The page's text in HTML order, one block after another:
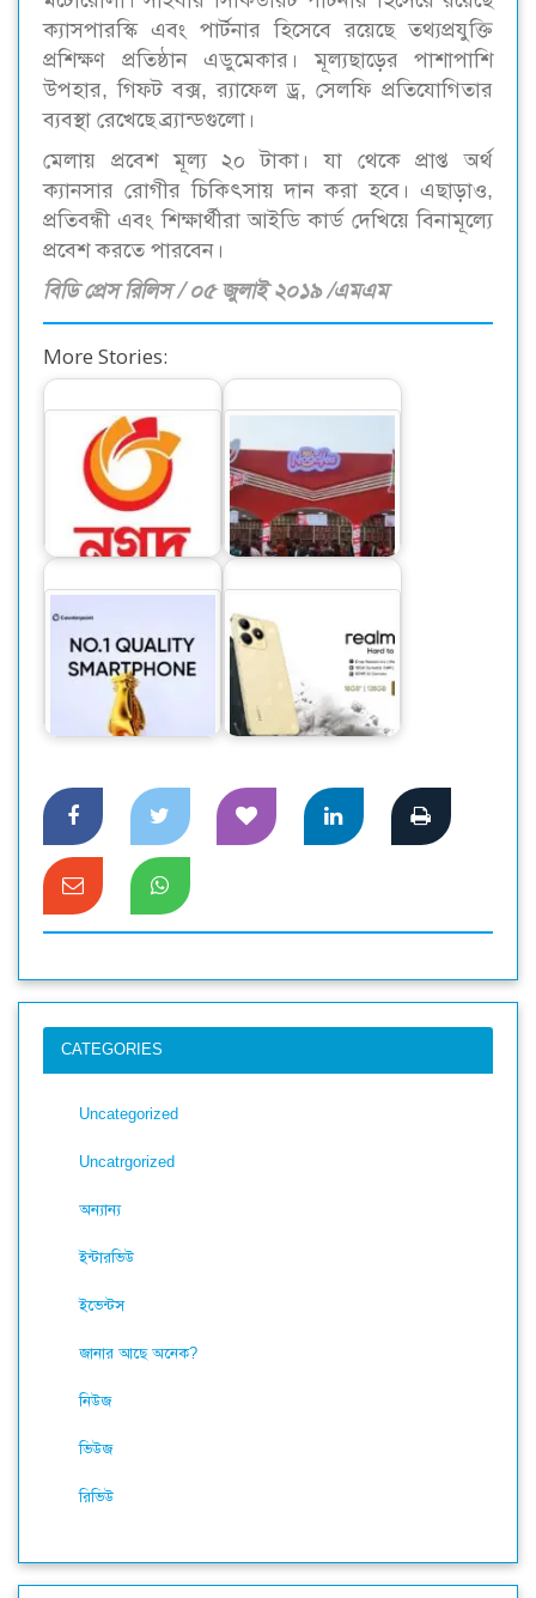
ক্যাসপারস্কি এবং পার্টনার হিসেবে রয়েছে তথ্যপ্রযুক্তি
প্রশিক্ষণ প্রতিষ্ঠান এডুমেকার। মূল্যছাড়ের পাশাপাশি
উপহার, গিফট বক্স, র‌্যাফেল ড্র, সেলফি প্রতিযোগিতার
ব্যবস্থা রেখেছে ব্র্যান্ডগুলো।
মেলায় প্রবেশ মূল্য ২০ টাকা। যা থেকে প্রাপ্ত অর্থ
ক্যানসার রোগীর চিকিৎসায় দান করা হবে। এছাড়াও,
প্রতিবন্ধী এবং শিক্ষার্থীরা আইডি কার্ড দেখিয়ে বিনামূল্যে
প্রবেশ করতে পারবেন।
বিডি প্রেস রিলিস / ০৫ জুলাই ২০১৯ /এমএম
More Stories:
আর্থিক খাত অস্থিতিশীল
করতে নগদের বিপক্ষে
চক্রান্ত হচ্ছে
খাদ্যপণ্যের বিশাল
সমাহার নিয়ে বাণিজ্য
মেলায় প্রাণ
কোয়ালিটির ক্ষেত্রে
বাংলাদেশে নাম্বার ১
স্মার্টফোন…
‘হার্ড টু ব্রেক’ স্থায়িত্ব নিয়ে
স্মার্টফোনের…
CATEGORIES
Uncategorized
Uncatrgorized
অন্যান্য
ইন্টারভিউ
ইভেন্টস
জানার আছে অনেক?
নিউজ
ভিউজ
রিভিউ